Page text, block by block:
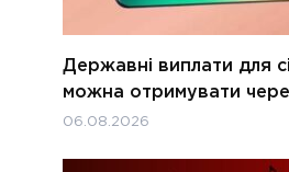
Державні виплати для
можна отримувати
06.08.2026